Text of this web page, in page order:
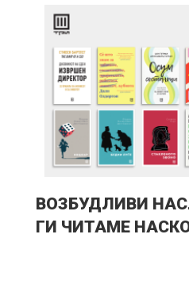
ВОЗБУДЛИВИ
ГИ ЧИТАМЕ